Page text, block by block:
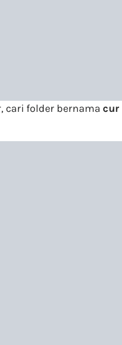
cari folder bernama cur